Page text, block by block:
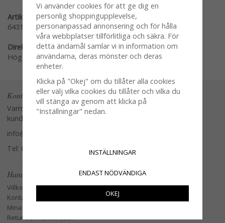
Artikelnummer:
6431
Direktlänk:
Högerklicka och kopiera adressen
Kontakta oss
Varmt välkommen att kontakta vår
kundtjänst.
info@glasverandan.se
Tel: 079-3495968
Handla
Villkor
Kontakta oss
Mina favoriter
Retur och Reklamation
Vi använder cookies för att ge dig en
personlig shoppingupplevelse,
personanpassad annonsering och för hålla
våra webbplatser tillförlitliga och säkra. För
detta ändamål samlar vi in information om
användarna, deras mönster och deras
enheter.
Klicka på "Okej" om du tillåter alla cookies
eller välj vilka cookies du tillåter och vilka du
vill stänga av genom att klicka på
"Inställningar" nedan.
INSTÄLLNINGAR
ENDAST NÖDVÄNDIGA
OKEJ